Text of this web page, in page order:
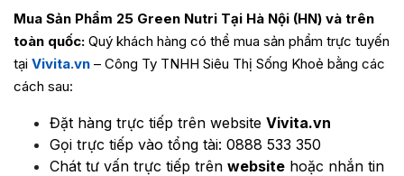
Mua Sản Phẩm 25 Green Nutri Tại Hà Nội (HN) và trên
toàn quốc: Quý khách hàng có thể mua sản phẩm trực tuyến
tại Vivita.vn – Công Ty TNHH Siêu Thị Sống Khoẻ bằng các
cách sau:
Đặt hàng trực tiếp trên website Vivita.vn
Gọi trực tiếp vào tổng tài: 0888 533 350
Chát tư vấn trực tiếp trên website hoặc nhắn tin